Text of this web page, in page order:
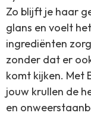
Zo blijft je haar
glans en voelt
ingrediënten
zonder dat er
komt kijken. Met
jouw krullen de
en